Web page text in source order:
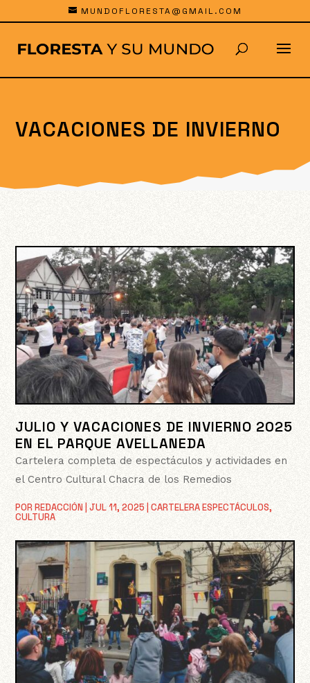
MUNDOFLORESTA@GMAIL.COM
VACACIONES DE INVIERNO
JULIO Y VACACIONES DE INVIERNO 2025
EN EL PARQUE AVELLANEDA
PORREDACCIÓN |JUL 11, 2025 |CARTELERA ESPECTÁCULOS,
CULTURA
Cartelera completa de espectáculos y actividades en
el Centro Cultural Chacra de los Remedios